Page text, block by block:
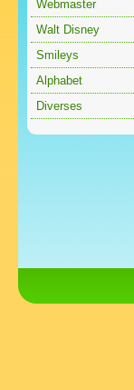
Webmaster
Walt Disney
Smileys
Alphabet
Diverses